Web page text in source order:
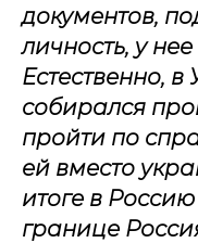
документов,
личность, у
Естественно, в
собирался
пройти по
ей вместо
итоге в
границе